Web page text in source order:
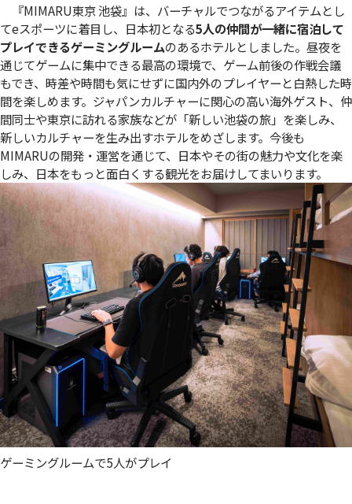
『MIMARU東京 池袋』は、バーチャルでつながるアイテムとし
てeスポーツに着目し、日本初となる5人の仲間が一緒に宿泊して
プレイできるゲーミングルームのあるホテルとしました。昼夜を
通じてゲームに集中できる最高の環境で、ゲーム前後の作戦会議
もでき、時差や時間も気にせずに国内外のプレイヤーと白熱した時
間を楽しめます。ジャパンカルチャーに関心の高い海外ゲスト、仲
間同士や東京に訪れる家族などが「新しい池袋の旅」を楽しみ、
新しいカルチャーを生み出すホテルをめざします。今後も
MIMARUの開発・運営を通じて、日本やその街の魅力や文化を楽
しみ、日本をもっと面白くする観光をお届けしてまいります。
ゲーミングルームで5人がプレイ